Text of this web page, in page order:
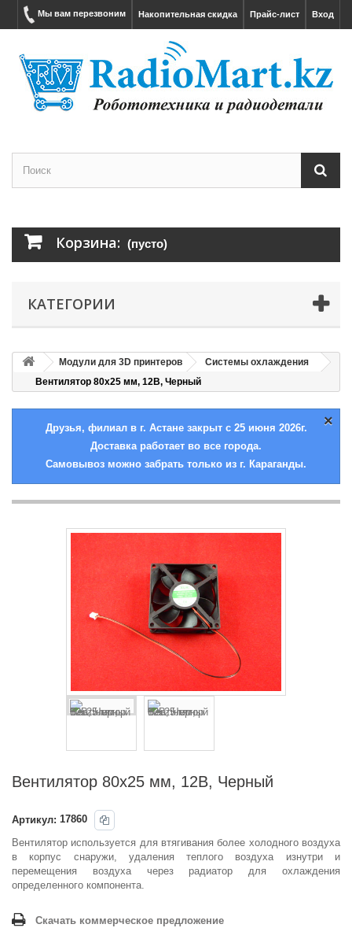
Вход
Прайс-лист
Накопительная скидка
Мы вам перезвоним
Корзина: (пусто)
КАТЕГОРИИ
Модули для 3D принтеров
Системы охлаждения
Вентилятор 80x25 мм, 12В, Черный
×
Друзья, филиал в г. Астане закрыт с 25 июня 2026г.
Доставка работает во все города.
Самовывоз можно забрать только из г. Караганды.
Вентилятор 80x25 мм, 12В, Черный
Артикул: 17860
Вентилятор используется для втягивания более холодного воздуха
в корпус снаружи, удаления теплого воздуха изнутри и
перемещения воздуха через радиатор для охлаждения
определенного компонента.
Скачать коммерческое предложение